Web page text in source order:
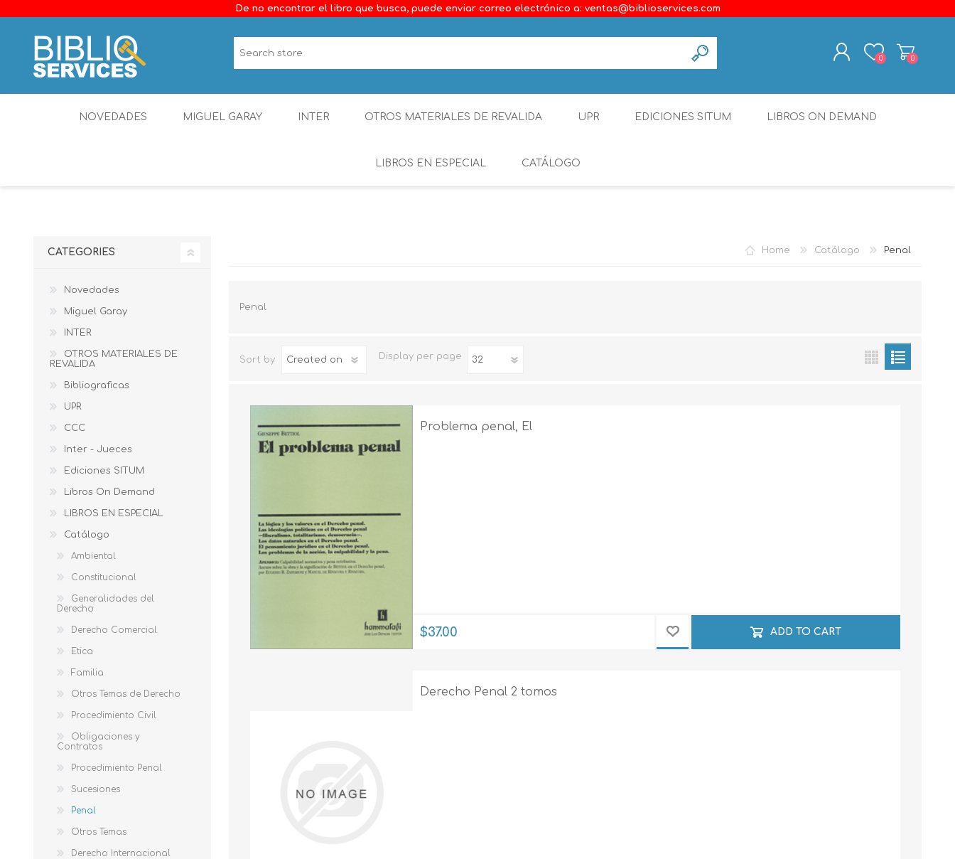
De no encontrar el libro que busca, puede enviar correo electrónico a: ventas@biblioservices.com
0 0
NOVEDADES MIGUEL GARAY INTER OTROS MATERIALES DE REVALIDA UPR EDICIONES SITUM LIBROS ON DEMAND
Gato Malo Editores
LIBROS EN ESPECIAL CATÁLOGO
Evidencia / Derecho Prueba
Home Catálogo Penal
Penal
Sort by Display per page
Problema penal, El
$37.00 ADD TO CART
Derecho Penal 2 tomos
CATEGORIES
Novedades
Miguel Garay
INTER
OTROS MATERIALES DE
REVALIDA
Bibliograficas
UPR
CCC
Inter - Jueces
Ediciones SITUM
Libros On Demand
LIBROS EN ESPECIAL
Catálogo
Ambiental
Constitucional
Generalidades del
Derecho
Derecho Comercial
Etica
Familia
Otros Temas de Derecho
Procedimiento Civil
Obligaciones y
Contratos
Procedimiento Penal
Sucesiones
Penal
Otros Temas
Derecho Internacional